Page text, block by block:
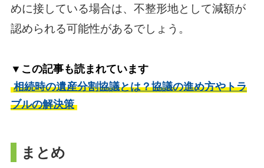
めに接している場合は、不整形地として減額が
認められる可能性があるでしょう。
▼この記事も読まれています
相続時の遺産分割協議とは？協議の進め方やトラ
ブルの解決策
まとめ